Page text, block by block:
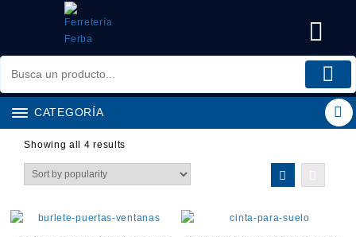
CATEGORÍA
Showing all 4 results